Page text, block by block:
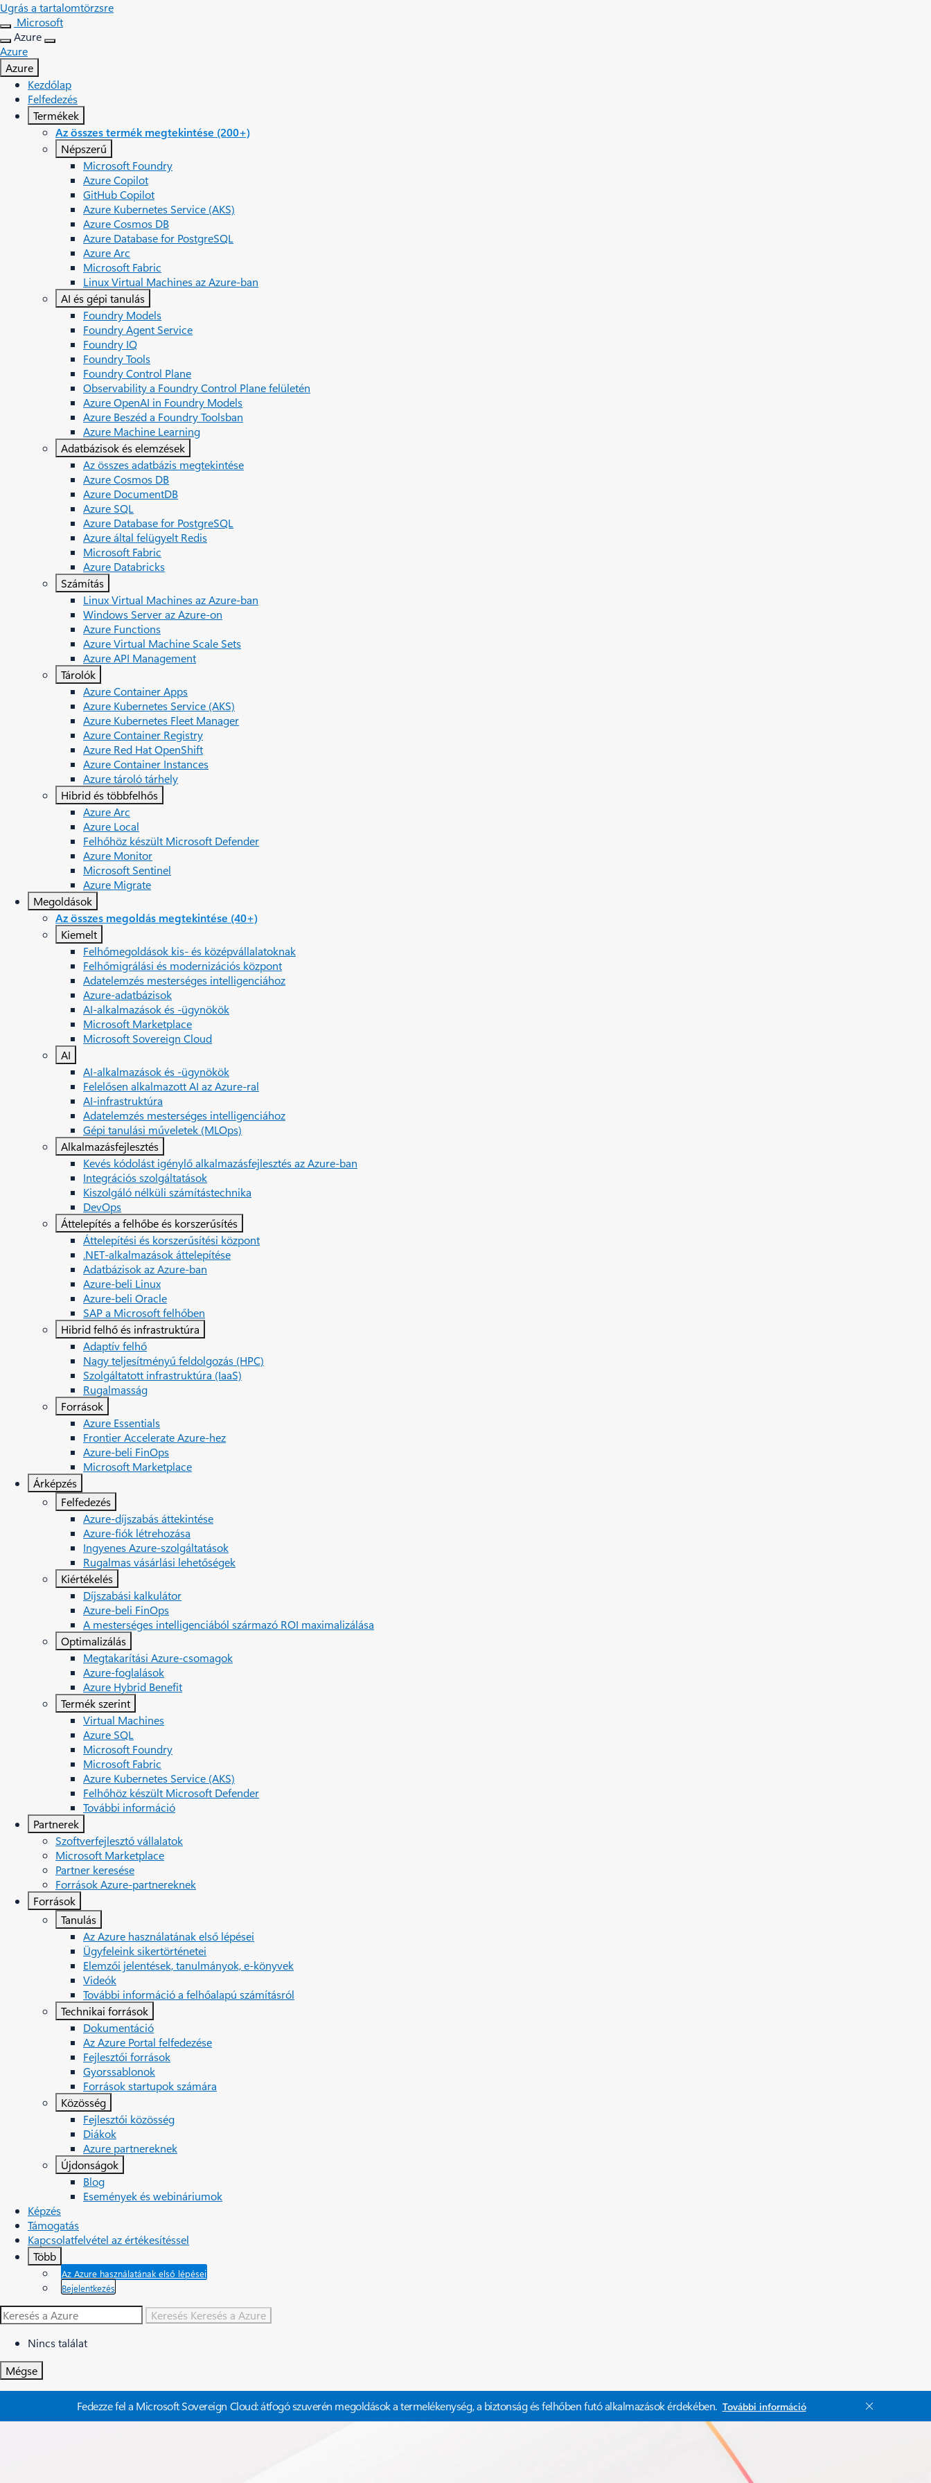
Ugrás a tartalomtörzsre
Microsoft
Azure
Azure
Azure
Kezdőlap
Felfedezés
Termékek
Az összes termék megtekintése (200+)
Népszerű
Microsoft Foundry
Azure Copilot
GitHub Copilot
Azure Kubernetes Service (AKS)
Azure Cosmos DB
Azure Database for PostgreSQL
Azure Arc​
Microsoft Fabric
Linux Virtual Machines az Azure-ban
AI és gépi tanulás
Foundry Models
Foundry Agent Service
Foundry IQ
Foundry Tools
Foundry Control Plane
Observability a Foundry Control Plane felületén
Azure OpenAI in Foundry Models
Azure Beszéd a Foundry Toolsban
Azure Machine Learning
Adatbázisok és elemzések
Az összes adatbázis megtekintése
Azure Cosmos DB
Azure DocumentDB
Azure SQL
Azure Database for PostgreSQL
Azure által felügyelt Redis
Microsoft Fabric
Azure Databricks
Számítás
Linux Virtual Machines az Azure-ban
Windows Server az Azure-on
Azure Functions
Azure Virtual Machine Scale Sets
Azure API Management
Tárolók
Azure Container Apps
Azure Kubernetes Service (AKS)
Azure Kubernetes Fleet Manager
Azure Container Registry
Azure Red Hat OpenShift
Azure Container Instances​
Azure tároló tárhely
Hibrid és többfelhős
Azure Arc​
Azure Local
Felhőhöz készült Microsoft Defender
Azure Monitor
Microsoft Sentinel
Azure Migrate
Megoldások
Az összes megoldás megtekintése (40+)
Kiemelt
Felhőmegoldások kis- és középvállalatoknak
Felhőmigrálási és modernizációs központ
Adatelemzés mesterséges intelligenciához
Azure-adatbázisok
AI-alkalmazások és ‑ügynökök
Microsoft Marketplace
Microsoft Sovereign Cloud
AI
AI-alkalmazások és ‑ügynökök
Felelősen alkalmazott AI az Azure-ral
AI-infrastruktúra
Adatelemzés mesterséges intelligenciához
Gépi tanulási műveletek (MLOps)
Alkalmazásfejlesztés
Kevés kódolást igénylő alkalmazásfejlesztés az Azure-ban
Integrációs szolgáltatások
Kiszolgáló nélküli számítástechnika
DevOps
Áttelepítés a felhőbe és korszerűsítés
Áttelepítési és korszerűsítési központ
.NET-alkalmazások áttelepítése
Adatbázisok az Azure-ban
Azure-beli Linux
Azure-beli Oracle
SAP a Microsoft felhőben
Hibrid felhő és infrastruktúra
Adaptív felhő
Nagy teljesítményű feldolgozás (HPC)
Szolgáltatott infrastruktúra (IaaS)
Rugalmasság
Források
Azure Essentials
Frontier Accelerate Azure-hez
Azure-beli FinOps
Microsoft Marketplace
Árképzés
Felfedezés
Azure-díjszabás áttekintése
Azure-fiók létrehozása
Ingyenes Azure-szolgáltatások
Rugalmas vásárlási lehetőségek
Kiértékelés
Díjszabási kalkulátor
Azure-beli FinOps
A mesterséges intelligenciából származó ROI maximalizálása
Optimalizálás
Megtakarítási Azure-csomagok
Azure-foglalások
Azure Hybrid Benefit
Termék szerint
Virtual Machines
Azure SQL
Microsoft Foundry
Microsoft Fabric
Azure Kubernetes Service (AKS)
Felhőhöz készült Microsoft Defender
További információ
Partnerek
Szoftverfejlesztő vállalatok
Microsoft Marketplace
Partner keresése
Források Azure-partnereknek
Források
Tanulás
Az Azure használatának első lépései
Ügyfeleink sikertörténetei
Elemzői jelentések, tanulmányok, e-könyvek
Videók
További információ a felhőalapú számításról
Technikai források
Dokumentáció
Az Azure Portal felfedezése
Fejlesztői források
Gyorssablonok
Források startupok számára
Közösség
Fejlesztői közösség
Diákok
Azure partnereknek
Újdonságok
Blog
Események és webináriumok
Képzés
Támogatás
Kapcsolatfelvétel az értékesítéssel
Több
Az Azure használatának első lépései
Bejelentkezés
Keresés Keresés a Azure
Nincs találat
Mégse
Fedezze fel a Microsoft Sovereign Cloud: átfogó szuverén megoldások a termelékenység, a biztonság és felhőben futó alkalmazások érdekében. További információ